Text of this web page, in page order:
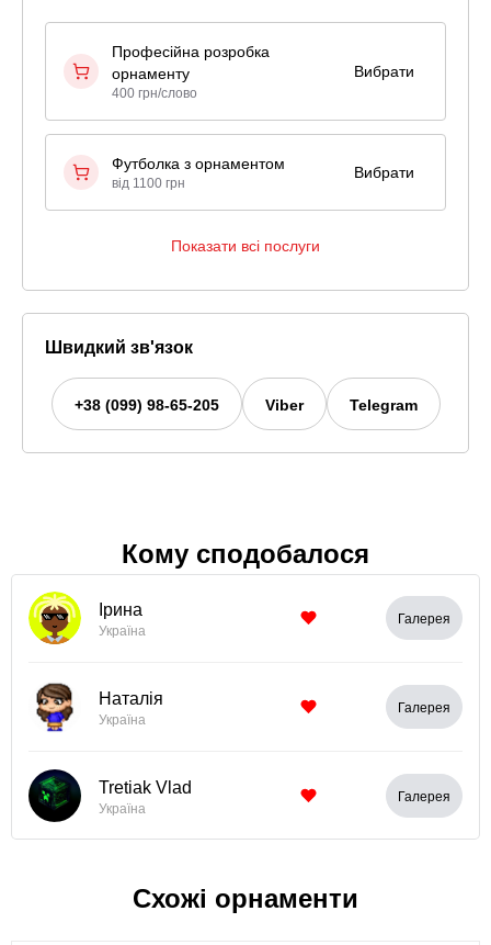
Професійна розробка
орнаменту
400 грн/слово
Вибрати
Футболка з орнаментом
від 1100 грн
Вибрати
Показати всі послуги
Швидкий зв'язок
+38 (099) 98-65-205 Viber Telegram
Кому сподобалося
Ірина
Україна
Галерея
Наталія
Україна
Галерея
Tretiak Vlad
Україна
Галерея
Схожі орнаменти